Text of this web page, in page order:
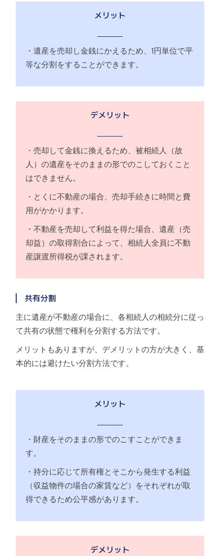
メリット
・遺産を売却し金銭にかえるため、1円単位で平
等な分割をすることができます。
デメリット
・売却して金銭に換えるため、被相続人（故
人）の遺産をそのままの形でのこしておくこと
はできません。
・とくに不動産の場合、売却手続きに時間と費
用がかかります。
・不動産を売却して利益を得た場合、遺産（売
却益）の取得割合によって、相続人全員に不動
産譲渡所得税が課されます。
共有分割
主に遺産が不動産の場合に、各相続人の相続分に従っ
て共有の状態で権利を分割する方法です。
メリットもありますが、デメリットの方が大きく、基
本的には避けたい分割方法です。
メリット
・財産をそのままの形でのこすことができま
す。
・持分に応じて所有権とそこから発生する利益
（収益物件の場合の家賃など）をそれぞれが取
得できるため公平感があります。
デメリット